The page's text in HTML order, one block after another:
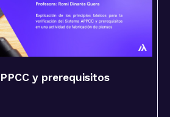
y prerequisitos